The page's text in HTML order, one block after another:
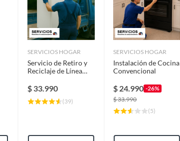
SERVICIOS HOGAR
Servicio de Retiro y
Reciclaje de Línea
$ 33.990
(39)
SERVICIOS HOGAR
Instalación de Cocina
Convencional
$ 24.990 -26%
$33.990
(5)